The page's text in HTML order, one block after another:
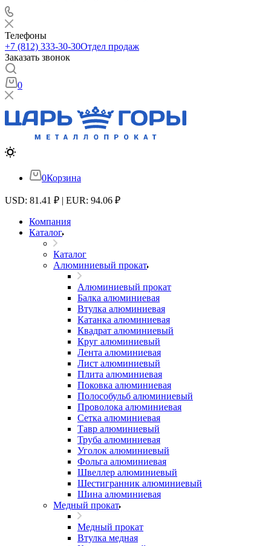
Телефоны
+7 (812) 333-30-30Отдел продаж
Заказать звонок
0
0Корзина
USD: 81.41 ₽ | EUR: 94.06 ₽
Компания
Каталог
Каталог
Алюминиевый прокат
Алюминиевый прокат
Балка алюминиевая
Втулка алюминиевая
Катанка алюминиевая
Квадрат алюминиевый
Круг алюминиевый
Лента алюминиевая
Лист алюминиевый
Плита алюминиевая
Поковка алюминиевая
Полособульб алюминиевый
Проволока алюминиевая
Сетка алюминиевая
Тавр алюминиевый
Труба алюминиевая
Уголок алюминиевый
Фольга алюминиевая
Швеллер алюминиевый
Шестигранник алюминиевый
Шина алюминиевая
Медный прокат
Медный прокат
Втулка медная